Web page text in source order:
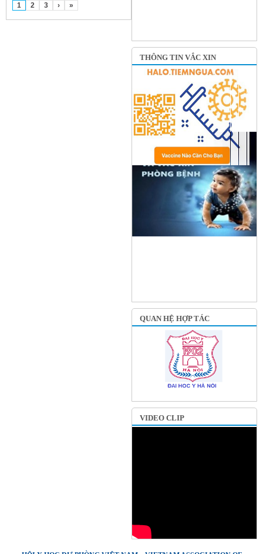
1 2 3 › »
THÔNG TIN VẮC XIN
QUAN HỆ HỢP TÁC
VIDEO CLIP